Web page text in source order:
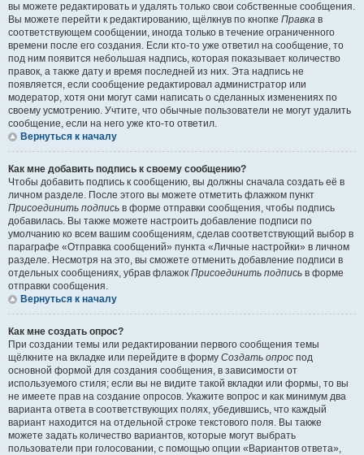
вы можете редактировать и удалять только свои собственные сообщения.
Вы можете перейти к редактированию, щёлкнув по кнопке Правка в
соответствующем сообщении, иногда только в течение ограниченного
времени после его создания. Если кто-то уже ответил на сообщение, то
под ним появится небольшая надпись, которая показывает количество
правок, а также дату и время последней из них. Эта надпись не
появляется, если сообщение редактировал администратор или
модератор, хотя они могут сами написать о сделанных изменениях по
своему усмотрению. Учтите, что обычные пользователи не могут удалить
сообщение, если на него уже кто-то ответил.
Вернуться к началу
Как мне добавить подпись к своему сообщению?
Чтобы добавить подпись к сообщению, вы должны сначала создать её в
личном разделе. После этого вы можете отметить флажком пункт
Присоединить подпись в форме отправки сообщения, чтобы подпись
добавилась. Вы также можете настроить добавление подписи по
умолчанию ко всем вашим сообщениям, сделав соответствующий выбор в
параграфе «Отправка сообщений» пункта «Личные настройки» в личном
разделе. Несмотря на это, вы сможете отменить добавление подписи в
отдельных сообщениях, убрав флажок Присоединить подпись в форме
отправки сообщения.
Вернуться к началу
Как мне создать опрос?
При создании темы или редактировании первого сообщения темы
щёлкните на вкладке или перейдите в форму Создать опрос под
основной формой для создания сообщения, в зависимости от
используемого стиля; если вы не видите такой вкладки или формы, то вы
не имеете прав на создание опросов. Укажите вопрос и как минимум два
варианта ответа в соответствующих полях, убедившись, что каждый
вариант находится на отдельной строке текстового поля. Вы также
можете задать количество вариантов, которые могут выбрать
пользователи при голосовании, с помощью опции «Вариантов ответа»,